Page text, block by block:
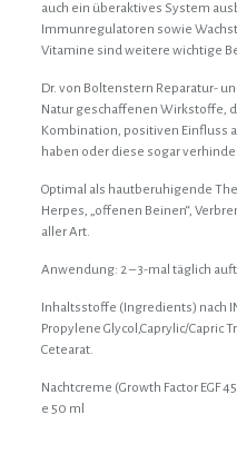
auch ein überaktives System
Immunregulatoren sowie
Vitamine sind weitere wichtige
Dr. von Boltenstern Reparatur-
Natur geschaffenen Wirkstoffe,
Kombination, positiven Einfluss
haben oder diese sogar
Optimal als hautberuhigende
Herpes, „offenen Beinen“,
aller Art.
Anwendung: 2 – 3-mal täglich
Inhaltsstoffe (Ingredients) nach
Propylene Glycol,Caprylic/Capric
Cetearat.
Nachtcreme (Growth Factor EGF
e 50 ml